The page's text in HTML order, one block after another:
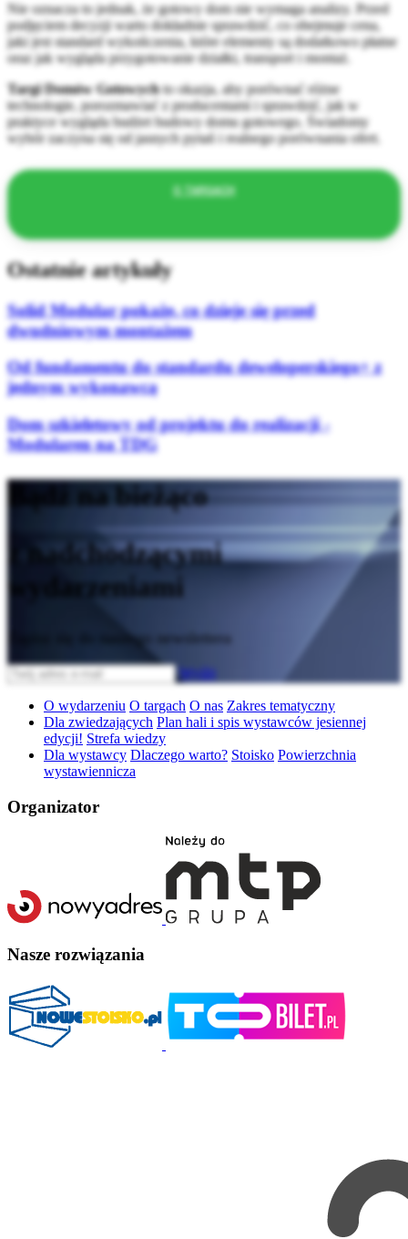
Nie oznacza to jednak, że gotowy dom nie wymaga analizy. Przed
podjęciem decyzji warto dokładnie sprawdzić, co obejmuje cena,
jaki jest standard wykończenia, które elementy są dodatkowo płatne
oraz jak wygląda przygotowanie działki, transport i montaż.
Targi Domów Gotowychto okazja, aby porównać różne
technologie, porozmawiać z producentami i sprawdzić, jak w
praktyce wygląda budżet budowy domu gotowego. Świadomy
wybór zaczyna się od jasnych pytań i realnego porównania ofert.
O TARGACH
Ostatnie artykuły
Solid Modular pokaże, co dzieje się przed
dwudniowym montażem
Od fundamentu do standardu deweloperskiego+ z
jednym wykonawcą
Dom szkieletowy od projektu do realizacji -
Modularen na TDG
Bądź na bieżąco
z nadchodzącymi
wydarzeniami
Zapisz się do naszego newslettera
Wyślij
O wydarzeniu O targach O nas Zakres tematyczny
Dla zwiedzających Plan hali i spis wystawców jesiennej
edycji! Strefa wiedzy
Dla wystawcy Dlaczego warto? Stoisko Powierzchnia
wystawiennicza
Organizator
Nasze rozwiązania